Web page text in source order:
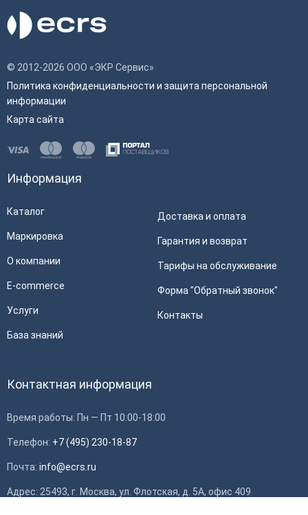
© 2012-2026 ООО «ЭКР Сервис»
Политика конфиденциальности и защита персональной
информации
Карта сайта
Информация
Каталог
Маркировка
О компании
E-commerce
Услуги
База знаний
Доставка и оплата
Гарантия и возврат
Тарифы на обслуживание
Форма "Обратный звонок"
Контакты
Контактная информация
Время работы: Пн — Пт 10:00-18:00
Телефон: +7 (495) 230-18-87
Почта: info@ecrs.ru
Адрес: 25493, г. Москва, ул. Флотская, д. 5А, офис 409